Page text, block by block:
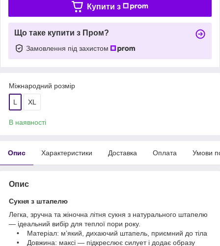
Купити з
Що таке купити з Пром?
Замовлення під захистом
Міжнародний розмір
L XL
В наявності
Опис Характеристики Доставка Оплата Умови
Опис
Сукня з штапелю
Легка, зручна та жіночна літня сукня з натурального штапелю
— ідеальний вибір для теплої пори року.
• Матеріал: м’який, дихаючий штапель, приємний до тіла
• Довжина: максі — підкреслює силует і додає образу